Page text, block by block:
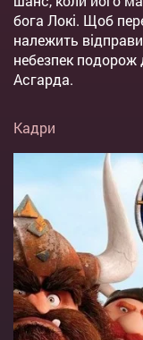
бога Локі. Щоб
належить
небезпек подорож
Асгарда.
Кадри